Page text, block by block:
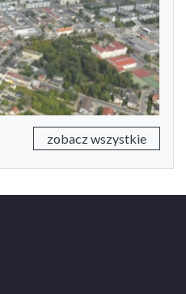
Next
zobacz wszystkie